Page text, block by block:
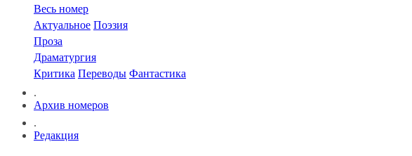
Весь номер
Актуальное Поэзия
Проза
Драматургия
Критика Переводы Фантастика
.
Архив номеров
.
Редакция